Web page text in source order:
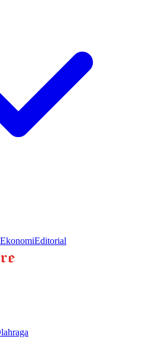
EkonomiEditorial